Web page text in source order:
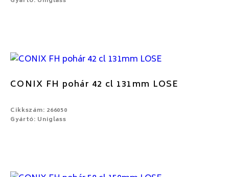
CONIX FH pohár 42 cl 131mm LOSE
Cikkszám: 266050
Gyártó: Uniglass